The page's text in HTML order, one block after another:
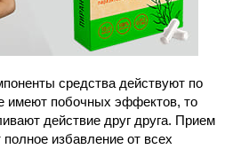
средства действуют по
имеют побочных эффектов, то
действие друг друга. Прием
полное избавление от всех